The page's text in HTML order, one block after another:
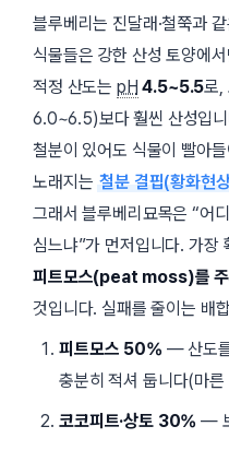
블루베리는 진달래·철쭉과
식물들은 강한 산성 토양에
적정 산도는 pH 4.5~5.5로,
6.0~6.5)보다 훨씬 산성입니
철분이 있어도 식물이 빨아
노래지는 철분 결핍(황화현
그래서 블루베리묘목은 “어
심느냐”가 먼저입니다. 가장
피트모스(peat moss)를 주
것입니다. 실패를 줄이는 배
피트모스 50% — 산도
충분히 적셔 둡니다(마
코코피트·상토 30% —